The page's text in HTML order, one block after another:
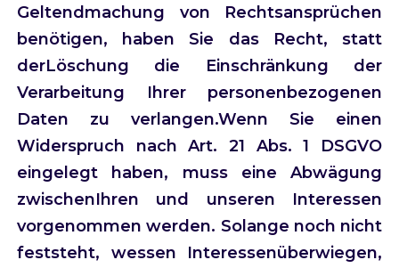
Geltendmachung von Rechtsansprüchen
benötigen, haben Sie das Recht, statt
derLöschung die Einschränkung der
Verarbeitung Ihrer personenbezogenen
Daten zu verlangen.Wenn Sie einen
Widerspruch nach Art. 21 Abs. 1 DSGVO
eingelegt haben, muss eine Abwägung
zwischenIhren und unseren Interessen
vorgenommen werden. Solange noch nicht
feststeht, wessen Interessenüberwiegen,